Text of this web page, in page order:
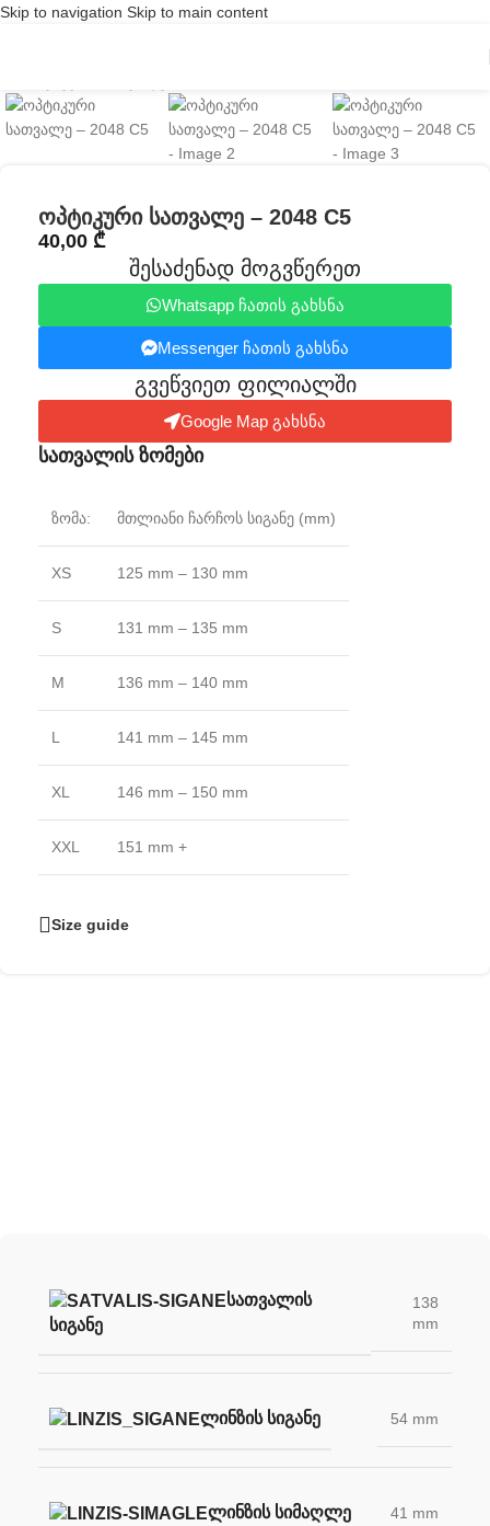
Skip to navigation Skip to main content
ოპტიკური სათვალე – 2048 C5
40,00 ₾
შესაძენად მოგვწერეთ
Whatsapp ჩათის გახსნა
Messenger ჩათის გახსნა
გვეწვიეთ ფილიალში​
Google Map გახსნა
სათვალის ზომები
ზომა: მთლიანი ჩარჩოს სიგანე (mm)
XS 125 mm – 130 mm
S 131 mm – 135 mm
M 136 mm – 140 mm
L 141 mm – 145 mm
XL 146 mm – 150 mm
XXL 151 mm +
Size guide
ᲡᲐᲗᲕᲐᲚᲘᲡ
ᲡᲘᲒᲐᲜᲔ
138
mm
ᲚᲘᲜᲖᲘᲡ ᲡᲘᲒᲐᲜᲔ 54 mm
ᲚᲘᲜᲖᲘᲡ ᲡᲘᲛᲐᲦᲚᲔ 41 mm